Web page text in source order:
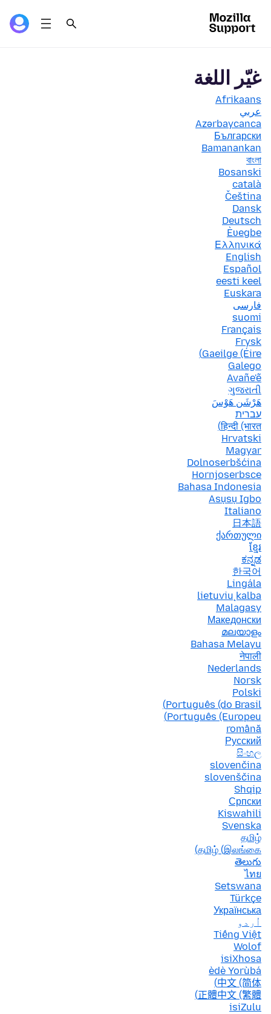
غيّر اللغة
Afrikaans
عربي
Azərbaycanca
Български
Bamanankan
বাংলা
Bosanski
català
Čeština
Dansk
Deutsch
Èʋegbe
Ελληνικά
English
Español
eesti keel
Euskara
فارسی
suomi
Français
Frysk
Gaeilge (Éire)
Galego
Avañe'ẽ
ગુજરાતી
هَرْشَن هَوْسَ
עברית
हिन्दी (भारत)
Hrvatski
Magyar
Dolnoserbšćina
Hornjoserbsce
Bahasa Indonesia
Asụsụ Igbo
Italiano
日本語
ქართული
ខ្មែរ
ಕನ್ನಡ
한국어
Lingála
lietuvių kalba
Malagasy
Македонски
മലയാളം
Bahasa Melayu
नेपाली
Nederlands
Norsk
Polski
Português (do Brasil)
Português (Europeu)
română
Русский
සිංහල
slovenčina
slovenščina
Shqip
Српски
Kiswahili
Svenska
தமிழ்
தமிழ் (இலங்கை)
తెలుగు
ไทย
Setswana
Türkçe
Українська
اُردو
Tiếng Việt
Wolof
isiXhosa
èdè Yorùbá
中文 (简体)
正體中文 (繁體)
isiZulu